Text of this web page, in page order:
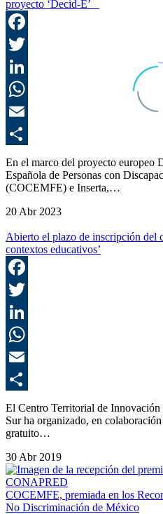
proyecto ‘Decid-E’
En el marco del proyecto europeo
Española de Personas con
(COCEMFE) e Inserta,…
20 Abr 2023
Abierto el plazo de inscripción del
contextos educativos’
El Centro Territorial de
Sur ha organizado, en
gratuito…
30 Abr 2019
COCEMFE, premiada en los
No Discriminación de México